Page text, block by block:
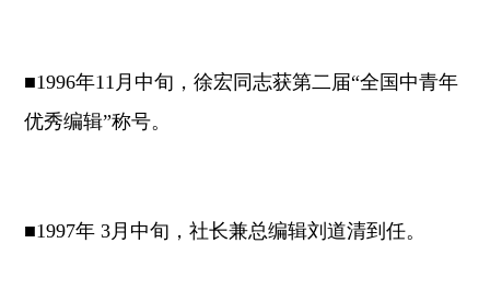
■1996年11月中旬，徐宏同志获第二届“全国中青年
优秀编辑”称号。
■1997年 3月中旬，社长兼总编辑刘道清到任。